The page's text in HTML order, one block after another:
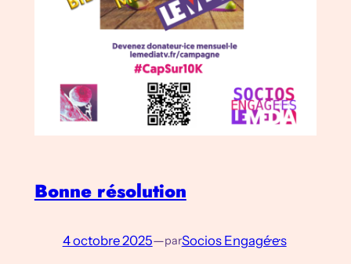
Bonne résolution
4 octobre 2025—parSocios Engagé·e·s